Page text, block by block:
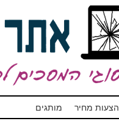
הצעות מחיר מותגים